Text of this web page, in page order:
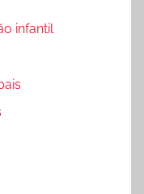
infantil